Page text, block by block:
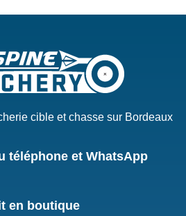
cible et chasse sur Bordeaux
téléphone et WhatsApp
en boutique